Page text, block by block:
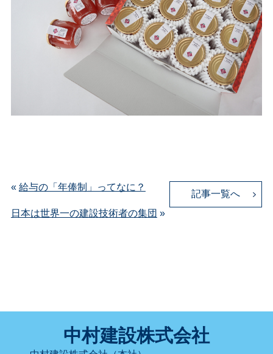
« 給与の「年俸制」ってなに？
記事一覧へ
日本は世界一の建設技術者の集団 »
中村建設株式会社